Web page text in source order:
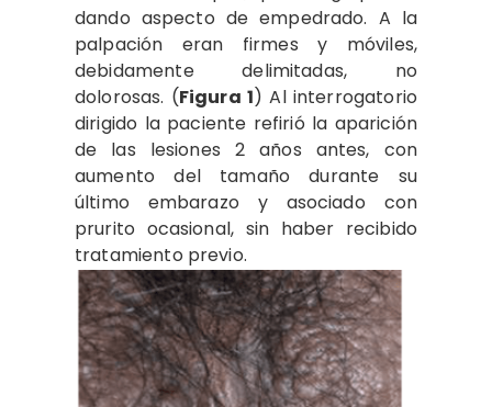
dando aspecto de empedrado. A la
palpación eran firmes y móviles,
debidamente delimitadas, no
dolorosas. (Figura 1) Al interrogatorio
dirigido la paciente refirió la aparición
de las lesiones 2 años antes, con
aumento del tamaño durante su
último embarazo y asociado con
prurito ocasional, sin haber recibido
tratamiento previo.